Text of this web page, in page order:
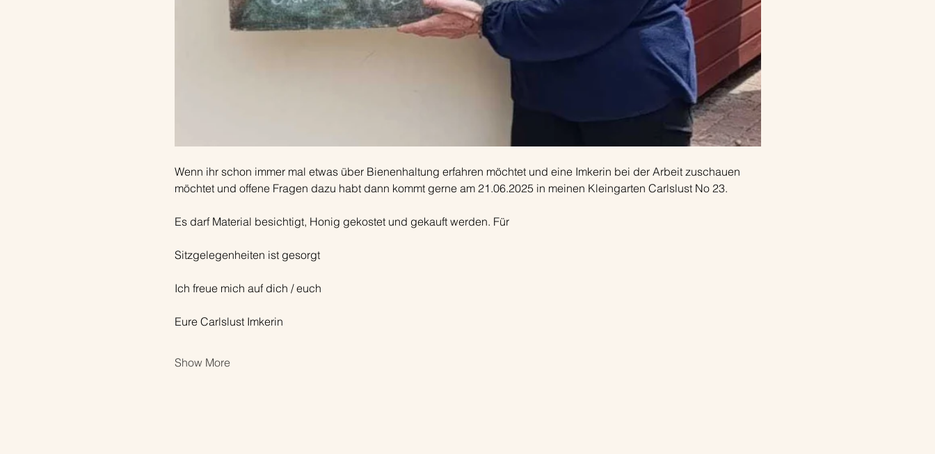
Wenn ihr schon immer mal etwas über Bienenhaltung erfahren möchtet und eine Imkerin bei der Arbeit zuschauen
möchtet und offene Fragen dazu habt dann kommt gerne am 21.06.2025 in meinen Kleingarten Carlslust No 23.
Es darf Material besichtigt, Honig gekostet und gekauft werden. Für
Sitzgelegenheiten ist gesorgt
Ich freue mich auf dich / euch
Eure Carlslust Imkerin
Show More